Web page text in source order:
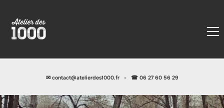
✉ contact@atelierdes1000.fr- ☎ 06 27 60 56 29